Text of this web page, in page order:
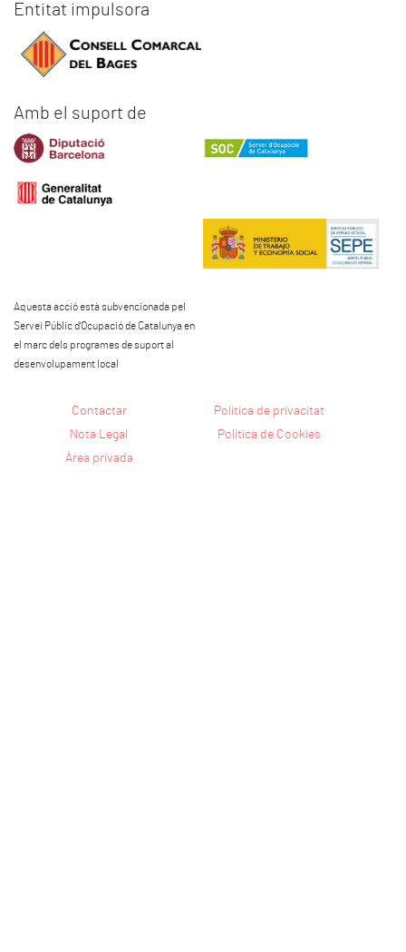
Entitat impulsora
Amb el suport de
Aquesta acció està subvencionada pel
Servei Públic d'Ocupació de Catalunya en
el marc dels programes de suport al
desenvolupament local
Contactar
Política de privacitat
Nota Legal
Política de Cookies
Àrea privada